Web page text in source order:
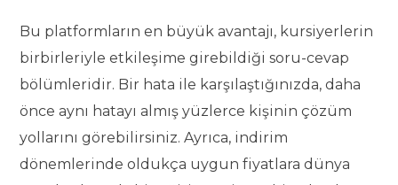
Bu platformların en büyük avantajı, kursiyerlerin
birbirleriyle etkileşime girebildiği soru-cevap
bölümleridir. Bir hata ile karşılaştığınızda, daha
önce aynı hatayı almış yüzlerce kişinin çözüm
yollarını görebilirsiniz. Ayrıca, indirim
dönemlerinde oldukça uygun fiyatlara dünya